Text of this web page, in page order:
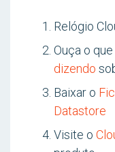
Relógio
Ouça o
dizendo
Baixar o
Datastore
Visite o